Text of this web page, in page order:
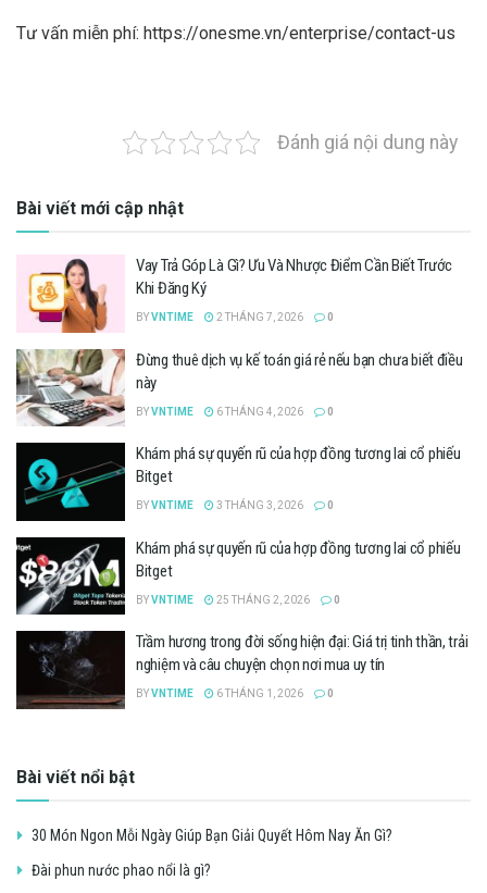
Tư vấn miễn phí: https://onesme.vn/enterprise/contact-us
Đánh giá nội dung này
Bài viết mới cập nhật
Vay Trả Góp Là Gì? Ưu Và Nhược Điểm Cần Biết Trước
Khi Đăng Ký
BYVNTIME 2 THÁNG 7, 2026 0
Đừng thuê dịch vụ kế toán giá rẻ nếu bạn chưa biết điều
này
BYVNTIME 6 THÁNG 4, 2026 0
Khám phá sự quyến rũ của hợp đồng tương lai cổ phiếu
Bitget
BYVNTIME 3 THÁNG 3, 2026 0
Khám phá sự quyến rũ của hợp đồng tương lai cổ phiếu
Bitget
BYVNTIME 25 THÁNG 2, 2026 0
Trầm hương trong đời sống hiện đại: Giá trị tinh thần, trải
nghiệm và câu chuyện chọn nơi mua uy tín
BYVNTIME 6 THÁNG 1, 2026 0
Bài viết nổi bật
30 Món Ngon Mỗi Ngày Giúp Bạn Giải Quyết Hôm Nay Ăn Gì?
Đài phun nước phao nổi là gì?